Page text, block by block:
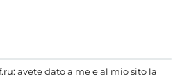
avete dato a me e al mio sito la